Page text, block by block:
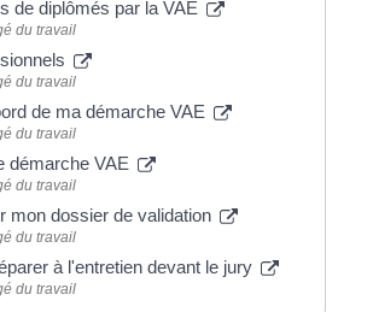
de diplômés par la VAE
du travail
du travail
de ma démarche VAE
du travail
démarche VAE
du travail
mon dossier de validation
du travail
à l'entretien devant le jury
du travail